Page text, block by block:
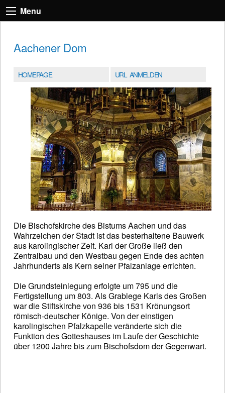
Menu
Aachener Dom
HOMEPAGE URL ANMELDEN
Die Bischofskirche des Bistums Aachen und das
Wahrzeichen der Stadt ist das besterhaltene Bauwerk
aus karolingischer Zeit. Karl der Große ließ den
Zentralbau und den Westbau gegen Ende des achten
Jahrhunderts als Kern seiner Pfalzanlage errichten.
Die Grundsteinlegung erfolgte um 795 und die
Fertigstellung um 803. Als Grablege Karls des Großen
war die Stiftskirche von 936 bis 1531 Krönungsort
römisch-deutscher Könige. Von der einstigen
karolingischen Pfalzkapelle veränderte sich die
Funktion des Gotteshauses im Laufe der Geschichte
über 1200 Jahre bis zum Bischofsdom der Gegenwart.